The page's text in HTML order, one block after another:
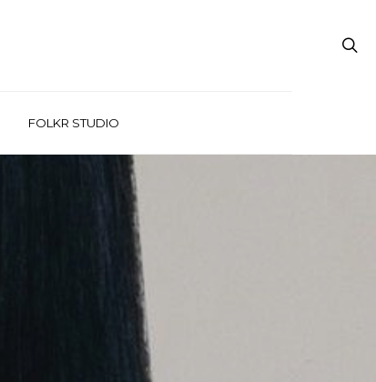
FOLKR STUDIO